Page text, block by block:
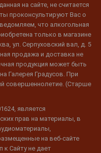
на сайте, не считается
проконсультируют Вас о
что алкогольная
только в магазине
ул. Серпуховский вал, д. 5
продажа и доставка не
продукция может быть
Галерея Градусов. При
совершеннолетие. (Старше
является
прав на материалы, в
на веб-сайте
к Сайту не дает